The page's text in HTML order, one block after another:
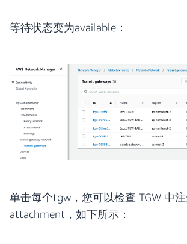
等待状态变为available：
单击每个tgw，您可以检查 TGW 中
attachment，如下所示：